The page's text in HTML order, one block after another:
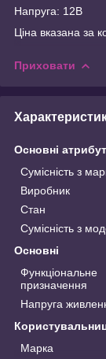
Напруга: 12В
Ціна вказана за
Приховати
Основні
Сумісність з
Виробник
Стан
Сумісність з
Основні
Функціональне
призначення
Напруга
Марка